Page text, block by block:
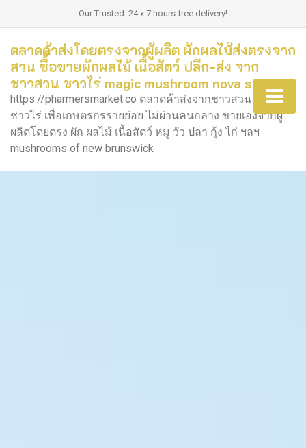
Our Trusted. 24 x 7 hours free delivery!
ตลาดค้าส่งโดยตรงจากผู้ผลิต ผักผลไม้ส่งตรงจาก
สวน ซื้อขายผักผลไม้ เนื้อสัตว์ ปลีก-ส่ง จาก
ชาวสวน ชาวไร่ magic mushroom nova scotia
https://pharmersmarket.co ตลาดค้าส่งจากชาวสวน ชาวนา
ชาวไร่ เพื่อเกษตรกรรายย่อย ไม่ผ่านคนกลาง ขายเองจากผู้
ผลิตโดยตรง ผัก ผลไม้ เนื้อสัตว์ หมู วัว ปลา กุ้ง ไก่ ฯลฯ
mushrooms of new brunswick